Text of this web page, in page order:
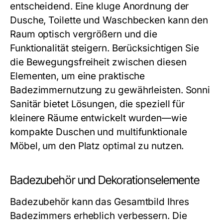
entscheidend. Eine kluge Anordnung der
Dusche, Toilette und Waschbecken kann den
Raum optisch vergrößern und die
Funktionalität steigern. Berücksichtigen Sie
die Bewegungsfreiheit zwischen diesen
Elementen, um eine praktische
Badezimmernutzung zu gewährleisten. Sonni
Sanitär bietet Lösungen, die speziell für
kleinere Räume entwickelt wurden—wie
kompakte Duschen und multifunktionale
Möbel, um den Platz optimal zu nutzen.
Badezubehör und Dekorationselemente
Badezubehör kann das Gesamtbild Ihres
Badezimmers erheblich verbessern. Die